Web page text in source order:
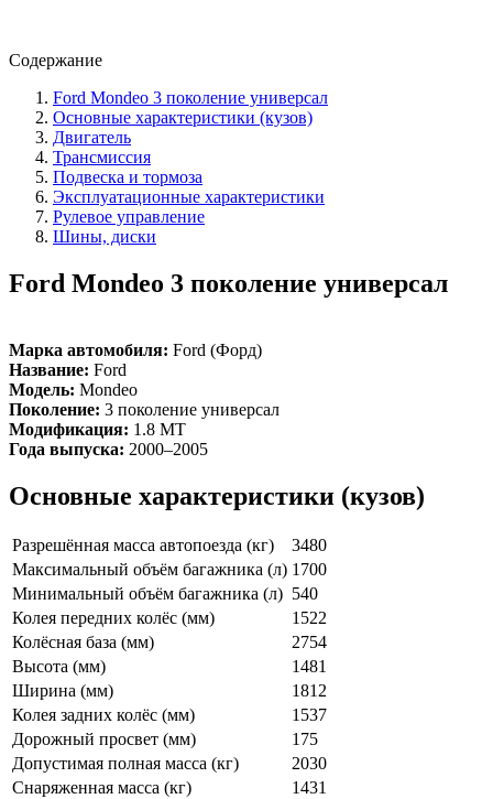
Содержание
Ford Mondeo 3 поколение универсал
Основные характеристики (кузов)
Двигатель
Трансмиссия
Подвеска и тормоза
Эксплуатационные характеристики
Рулевое управление
Шины, диски
Ford Mondeo 3 поколение универсал
Марка автомобиля: Ford (Форд)
Название: Ford
Модель: Mondeo
Поколение: 3 поколение универсал
Модификация: 1.8 MT
Года выпуска: 2000–2005
Основные характеристики (кузов)
Разрешённая масса автопоезда (кг)
3480
Максимальный объём багажника (л) 1700
Минимальный объём багажника (л) 540
Колея передних колёс (мм)
1522
Колёсная база (мм)
2754
Высота (мм)
1481
Ширина (мм)
1812
Колея задних колёс (мм)
1537
Дорожный просвет (мм)
175
Допустимая полная масса (кг)
2030
Снаряженная масса (кг)
1431